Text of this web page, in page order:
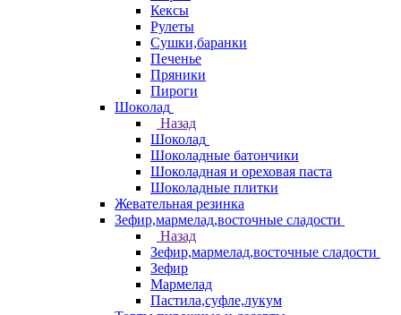
Кексы
Рулеты
Сушки,баранки
Печенье
Пряники
Пироги
Шоколад
Назад
Шоколад
Шоколадные батончики
Шоколадная и ореховая паста
Шоколадные плитки
Жевательная резинка
Зефир,мармелад,восточные сладости
Назад
Зефир,мармелад,восточные сладости
Зефир
Мармелад
Пастила,суфле,лукум